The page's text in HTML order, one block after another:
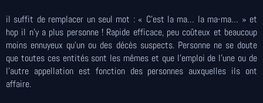
il suffit de remplacer un seul mot : « C’est la ma… la ma-ma… » et
hop il n’y a plus personne ! Rapide efficace, peu coûteux et beaucoup
moins ennuyeux qu’un ou des décès suspects. Personne ne se doute
que toutes ces entités sont les mêmes et que l’emploi de l’une ou de
l’autre appellation est fonction des personnes auxquelles ils ont
affaire.